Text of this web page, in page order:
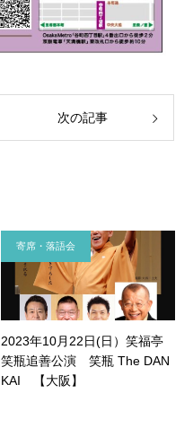
次の記事
寄席・落語会
2023年10月22日(日）笑福亭
笑瓶追善公演 笑瓶 The DAN
KAI 【大阪】